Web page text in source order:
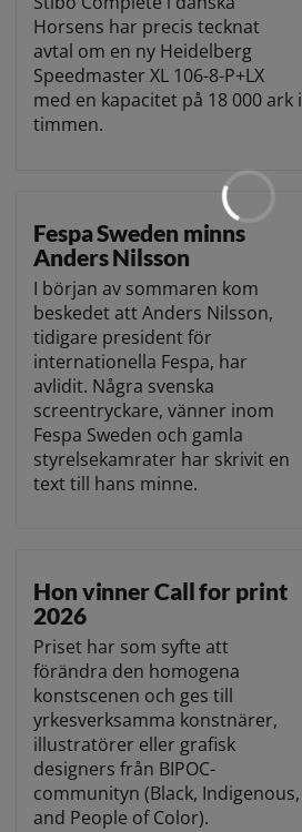
Horsens har precis tecknat
avtal om en ny Heidelberg
Speedmaster XL 106-8-P+LX
med en kapacitet på 18 000 ark i
timmen.
Fespa Sweden minns
Anders Nilsson
I början av sommaren kom
beskedet att Anders Nilsson,
tidigare president för
internationella Fespa, har
avlidit. Några svenska
screentryckare, vänner inom
Fespa Sweden och gamla
styrelsekamrater har skrivit en
text till hans minne.
Hon vinner Call for print
2026
Priset har som syfte att
förändra den homogena
konstscenen och ges till
yrkesverksamma konstnärer,
illustratörer eller grafisk
designers från BIPOC-
communityn (Black, Indigenous,
and People of Color).